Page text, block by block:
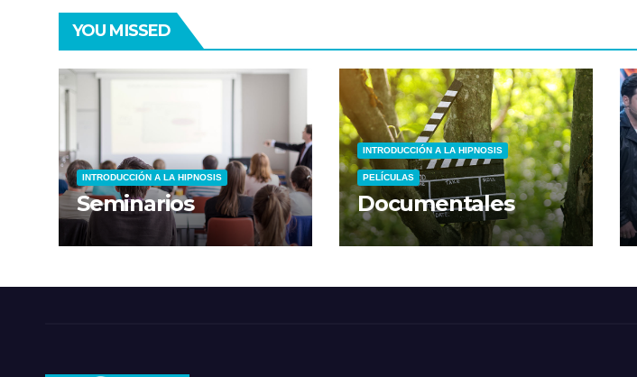
YOU MISSED
INTRODUCCIÓN A LA HIPNOSIS
Seminarios
INTRODUCCIÓN A LA HIPNOSIS
PELÍCULAS
Documentales